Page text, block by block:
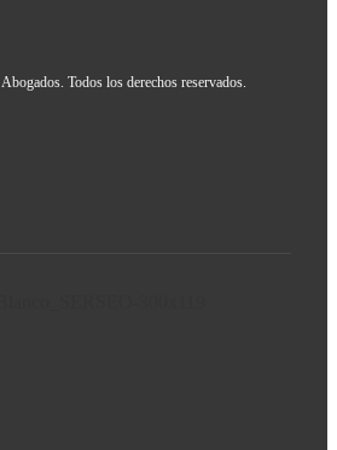
Todos los derechos reservados.